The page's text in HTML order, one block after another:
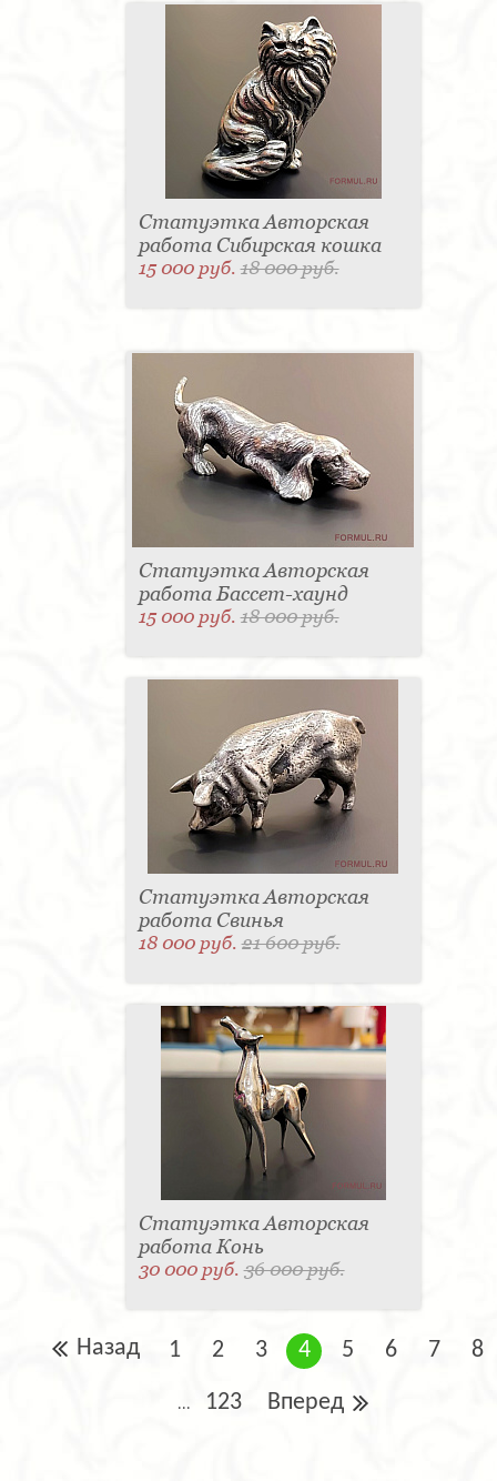
Статуэтка Авторская
работа Сибирская кошка
15 000 руб.18 000 руб.
Статуэтка Авторская
работа Бассет-хаунд
15 000 руб.18 000 руб.
Статуэтка Авторская
работа Свинья
18 000 руб.21 600 руб.
Статуэтка Авторская
работа Конь
30 000 руб.36 000 руб.
Назад 1 2 3 4 5 6 7 8
... 123 Вперед